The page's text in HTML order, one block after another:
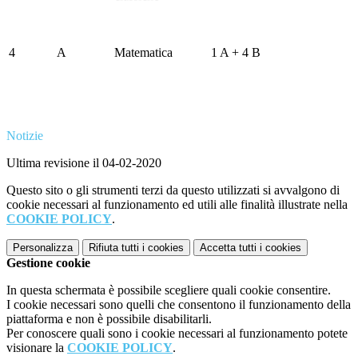
4 A Matematica 1 A + 4 B
Notizie
Ultima revisione il 04-02-2020
Questo sito o gli strumenti terzi da questo utilizzati si avvalgono di
cookie necessari al funzionamento ed utili alle finalità illustrate nella
COOKIE POLICY.
Personalizza Rifiuta tutti i cookies Accetta tutti i cookies
Gestione cookie
In questa schermata è possibile scegliere quali cookie consentire.
I cookie necessari sono quelli che consentono il funzionamento della
piattaforma e non è possibile disabilitarli.
Per conoscere quali sono i cookie necessari al funzionamento potete
visionare la COOKIE POLICY.